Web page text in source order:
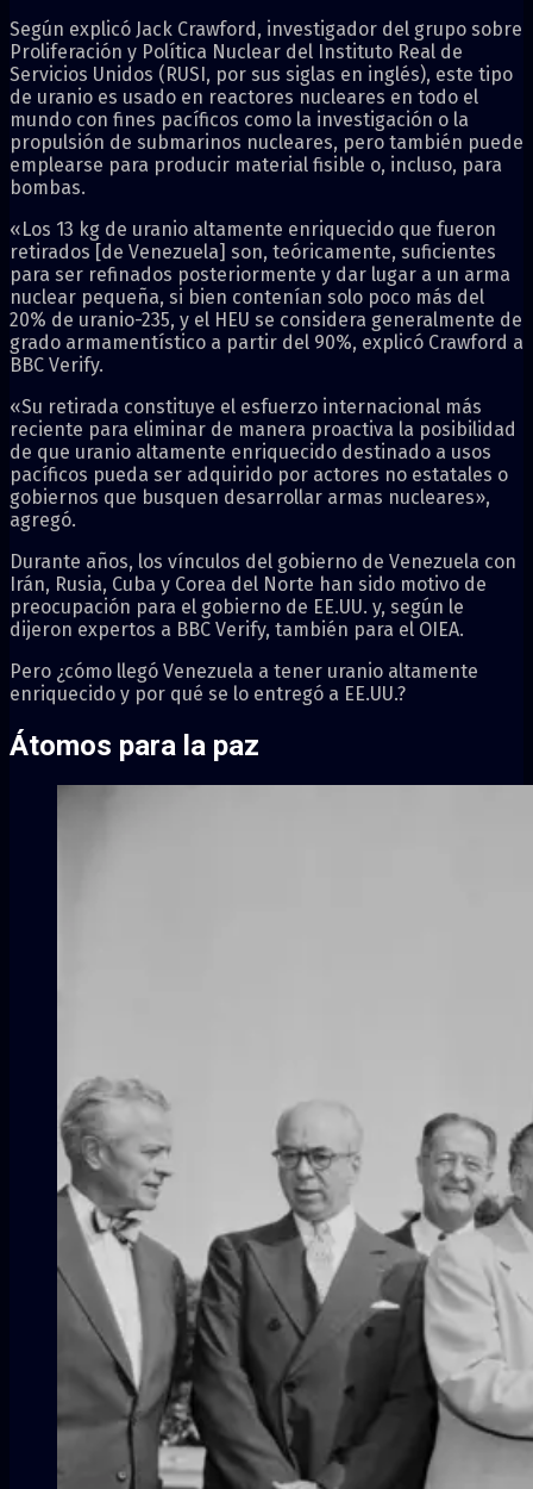
Según explicó Jack Crawford, investigador del grupo sobre
Proliferación y Política Nuclear del Instituto Real de
Servicios Unidos (RUSI, por sus siglas en inglés), este tipo
de uranio es usado en reactores nucleares en todo el
mundo con fines pacíficos como la investigación o la
propulsión de submarinos nucleares, pero también puede
emplearse para producir material fisible o, incluso, para
bombas.
«Los 13 kg de uranio altamente enriquecido que fueron
retirados [de Venezuela] son, teóricamente, suficientes
para ser refinados posteriormente y dar lugar a un arma
nuclear pequeña, si bien contenían solo poco más del
20% de uranio-235, y el HEU se considera generalmente de
grado armamentístico a partir del 90%, explicó Crawford a
BBC Verify.
«Su retirada constituye el esfuerzo internacional más
reciente para eliminar de manera proactiva la posibilidad
de que uranio altamente enriquecido destinado a usos
pacíficos pueda ser adquirido por actores no estatales o
gobiernos que busquen desarrollar armas nucleares»,
agregó.
Durante años, los vínculos del gobierno de Venezuela con
Irán, Rusia, Cuba y Corea del Norte han sido motivo de
preocupación para el gobierno de EE.UU. y, según le
dijeron expertos a BBC Verify, también para el OIEA.
Pero ¿cómo llegó Venezuela a tener uranio altamente
enriquecido y por qué se lo entregó a EE.UU.?
Átomos para la paz